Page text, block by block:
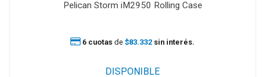
Pelican Storm iM2950 Rolling Case
6 cuotas de $83.332 sin interés.
DISPONIBLE